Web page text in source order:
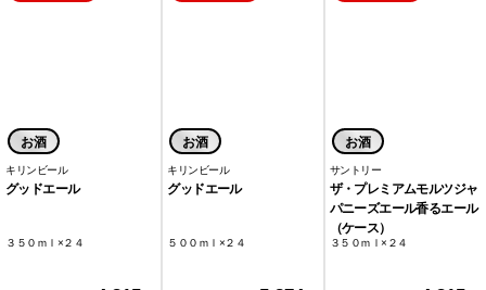
お酒
キリンビール
グッドエール
３５０ｍｌ×２４
お酒
キリンビール
グッドエール
５００ｍｌ×２４
お酒
サントリー
ザ・プレミアムモルツジャ
パニーズエール香るエール
（ケース）
３５０ｍｌ×２４